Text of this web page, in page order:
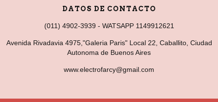
DATOS DE CONTACTO
(011) 4902-3939 - WATSAPP 1149912621
Avenida Rivadavia 4975,"Galeria Paris" Local 22, Caballito, Ciudad
Autonoma de Buenos Aires
www.electrofarcy@gmail.com